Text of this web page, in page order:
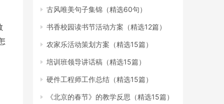
古风唯美句子集锦（精选60句）
书香校园读书节活动方案（精选12篇）
农家乐活动策划方案（精选15篇）
培训班领导讲话稿（精选15篇）
硬件工程师工作总结（精选15篇）
《北京的春节》的教学反思（精选15篇）